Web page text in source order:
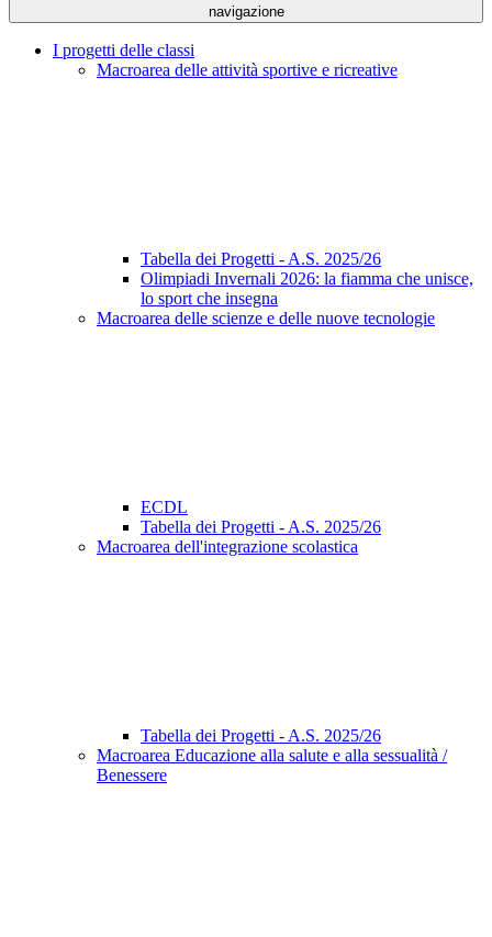
navigazione
I progetti delle classi
Macroarea delle attività sportive e ricreative
Tabella dei Progetti - A.S. 2025/26
Olimpiadi Invernali 2026: la fiamma che unisce,
lo sport che insegna
Macroarea delle scienze e delle nuove tecnologie
ECDL
Tabella dei Progetti - A.S. 2025/26
Macroarea dell'integrazione scolastica
Tabella dei Progetti - A.S. 2025/26
Macroarea Educazione alla salute e alla sessualità /
Benessere